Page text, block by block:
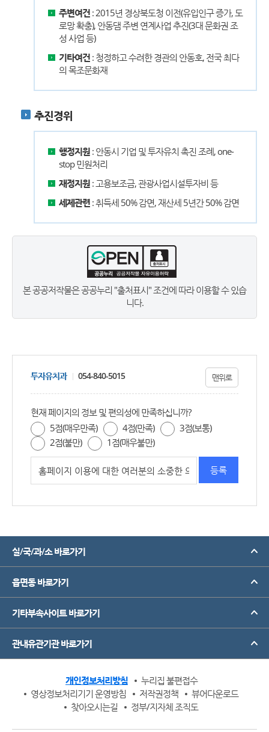
주변여건 : 2015년 경상북도청 이전(유입인구 증가, 도
로망 확충), 안동댐 주변 연계사업 추진(3대 문화권 조
성 사업 등)
기타여건 : 청정하고 수려한 경관의 안동호, 전국 최다
의 목조문화재
추진경위
행정지원 : 안동시 기업 및 투자유치 촉진 조례, one-
stop 민원처리
재정지원 : 고용보조금, 관광사업시설투자비 등
세제관련 : 취득세 50% 감면, 재산세 5년간 50% 감면
본 공공저작물은 공공누리 "출처표시" 조건에 따라 이용할 수 있습
니다.
투자유치과 054-840-5015 맨위로
현재 페이지의 정보 및 편의성에 만족하십니까?
5점(매우만족)
4점(만족)
3점(보통)
2점(불만)
1점(매우불만)
실/국/과/소 바로가기
읍면동 바로가기
기타부속사이트 바로가기
관내유관기관 바로가기
개인정보처리방침
누리집 불편접수
영상정보처리기기 운영방침
저작권정책
뷰어다운로드
찾아오시는길
정부/지자체 조직도